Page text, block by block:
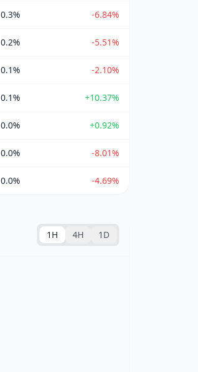
0.3% -6.84%
0.2% -5.51%
0.1% -2.10%
0.1% +10.37%
0.0% +0.92%
0.0% -8.01%
0.0% -4.69%
1H 4H 1D